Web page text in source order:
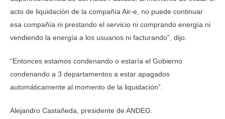
acto de liquidación de la compañía Air-e, no puede continuar
esa compañía ni prestando el servicio ni comprando energía ni
vendiendo la energía a los usuarios ni facturando”, dijo.
“Entonces estamos condenando o estaría el Gobierno
condenando a 3 departamentos a estar apagados
automáticamente al momento de la liquidación”.
Alejandro Castañeda, presidente de ANDEG.